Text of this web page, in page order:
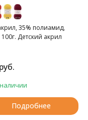
35% полиамид,
Детский акрил
руб.
Подробнее